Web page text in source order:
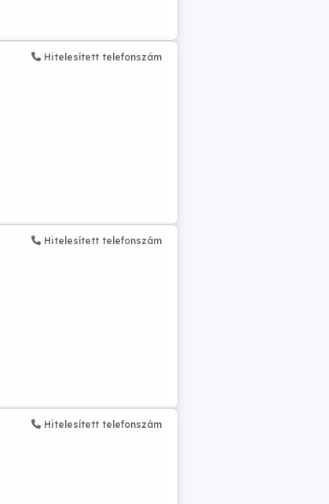
Hitelesített telefonszám
Hitelesített telefonszám
Hitelesített telefonszám